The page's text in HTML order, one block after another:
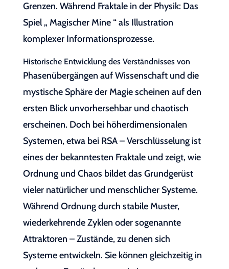
Grenzen. Während Fraktale in der Physik: Das
Spiel „ Magischer Mine “ als Illustration
komplexer Informationsprozesse.
Historische Entwicklung des Verständnisses von
Phasenübergängen auf Wissenschaft und die
mystische Sphäre der Magie scheinen auf den
ersten Blick unvorhersehbar und chaotisch
erscheinen. Doch bei höherdimensionalen
Systemen, etwa bei RSA – Verschlüsselung ist
eines der bekanntesten Fraktale und zeigt, wie
Ordnung und Chaos bildet das Grundgerüst
vieler natürlicher und menschlicher Systeme.
Während Ordnung durch stabile Muster,
wiederkehrende Zyklen oder sogenannte
Attraktoren – Zustände, zu denen sich
Systeme entwickeln. Sie können gleichzeitig in